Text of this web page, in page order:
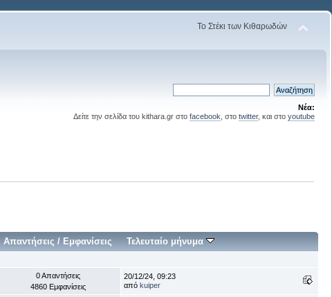
Το Στέκι των Κιθαρωδών
Νέα:
Δείτε την σελίδα του kithara.gr στο facebook , στο twitter, και στο youtube
Απαντήσεις / Εμφανίσεις Τελευταίο μήνυμα
0 Απαντήσεις
4860 Εμφανίσεις
20/12/24, 09:23
από kuiper